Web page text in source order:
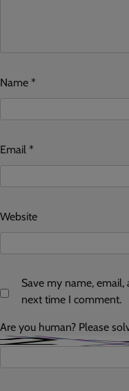
Name *
Email *
Website
Save my name,
next time I comment.
Are you human? Please